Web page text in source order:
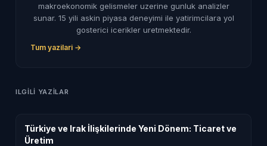
makroekonomik gelismeler uzerine gunluk analizler
sunar. 15 yili askin piyasa deneyimi ile yatirimcilara yol
gosterici icerikler uretmektedir.
Tum yazilari →
ILGILI YAZILAR
Türkiye ve Irak İlişkilerinde Yeni Dönem: Ticaret ve
Üretim